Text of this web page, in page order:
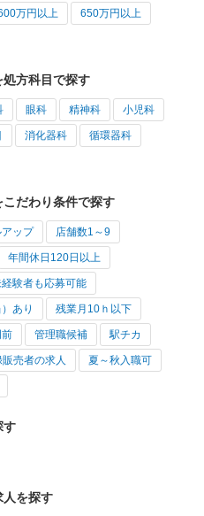
万円以上 650万円以上
方科目で探す
眼科 精神科 小児科
消化器科 循環器科
だわり条件で探す
ップ 店舗数1～9
年間休日120日以上
験者も応募可能
あり 残業月10ｈ以下
管理職候補 駅チカ
販売者の求人 夏～秋入職可
す
人を探す